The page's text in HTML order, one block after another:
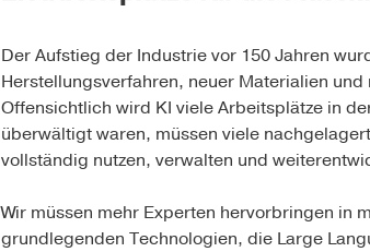
Der Aufstieg der Industrie vor 150 Jahren
Herstellungsverfahren, neuer Materialien
Offensichtlich wird KI viele Arbeitsplätze in
überwältigt waren, müssen viele
vollständig nutzen, verwalten und
Wir müssen mehr Experten hervorbringen in
grundlegenden Technologien, die Large